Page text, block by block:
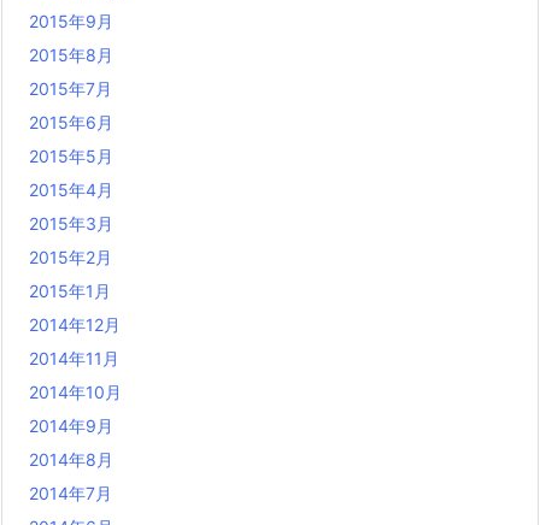
2015年9月
2015年8月
2015年7月
2015年6月
2015年5月
2015年4月
2015年3月
2015年2月
2015年1月
2014年12月
2014年11月
2014年10月
2014年9月
2014年8月
2014年7月